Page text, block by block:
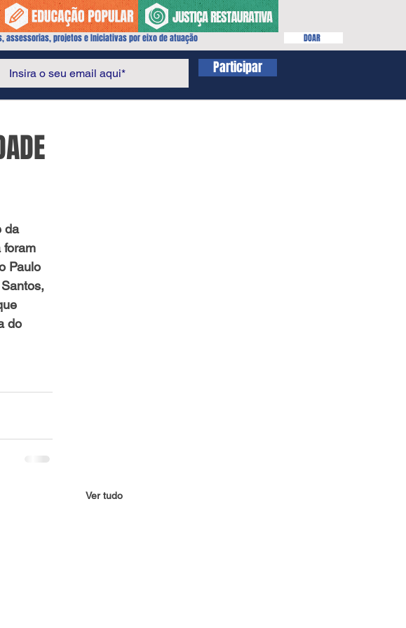
assessorias, projetos e Iniciativas por eixo de atuação DOAR
foram
Paulo
do
Ver tudo
Participar